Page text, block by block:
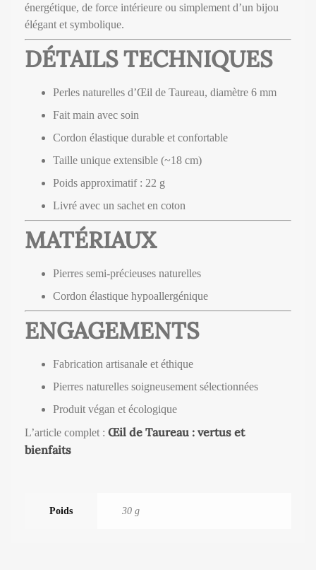
énergétique, de force intérieure ou simplement d’un bijou
élégant et symbolique.
DÉTAILS TECHNIQUES
Perles naturelles d’Œil de Taureau, diamètre 6 mm
Fait main avec soin
Cordon élastique durable et confortable
Taille unique extensible (~18 cm)
Poids approximatif : 22 g
Livré avec un sachet en coton
MATÉRIAUX
Pierres semi-précieuses naturelles
Cordon élastique hypoallergénique
ENGAGEMENTS
Fabrication artisanale et éthique
Pierres naturelles soigneusement sélectionnées
Produit végan et écologique
L’article complet : Œil de Taureau : vertus et
bienfaits
Poids 30 g